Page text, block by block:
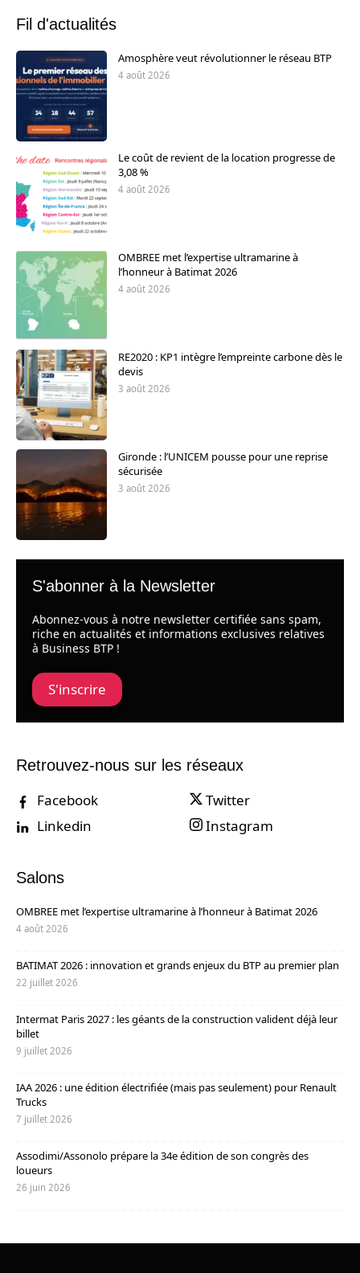
Fil d'actualités
Amosphère veut révolutionner le réseau BTP
4 août 2026
Le coût de revient de la location progresse de
3,08 %
4 août 2026
OMBREE met l’expertise ultramarine à
l’honneur à Batimat 2026
4 août 2026
RE2020 : KP1 intègre l’empreinte carbone dès le
devis
3 août 2026
Gironde : l’UNICEM pousse pour une reprise
sécurisée
3 août 2026
S'abonner à la Newsletter
Abonnez-vous à notre newsletter certifiée sans spam,
riche en actualités et informations exclusives relatives
à Business BTP !
S'inscrire
Retrouvez-nous sur les réseaux
Facebook
Twitter
Linkedin
Instagram
Salons
OMBREE met l’expertise ultramarine à l’honneur à Batimat 2026
4 août 2026
BATIMAT 2026 : innovation et grands enjeux du BTP au premier plan
22 juillet 2026
Intermat Paris 2027 : les géants de la construction valident déjà leur
billet
9 juillet 2026
IAA 2026 : une édition électrifiée (mais pas seulement) pour Renault
Trucks
7 juillet 2026
Assodimi/Assonolo prépare la 34e édition de son congrès des
loueurs
26 juin 2026